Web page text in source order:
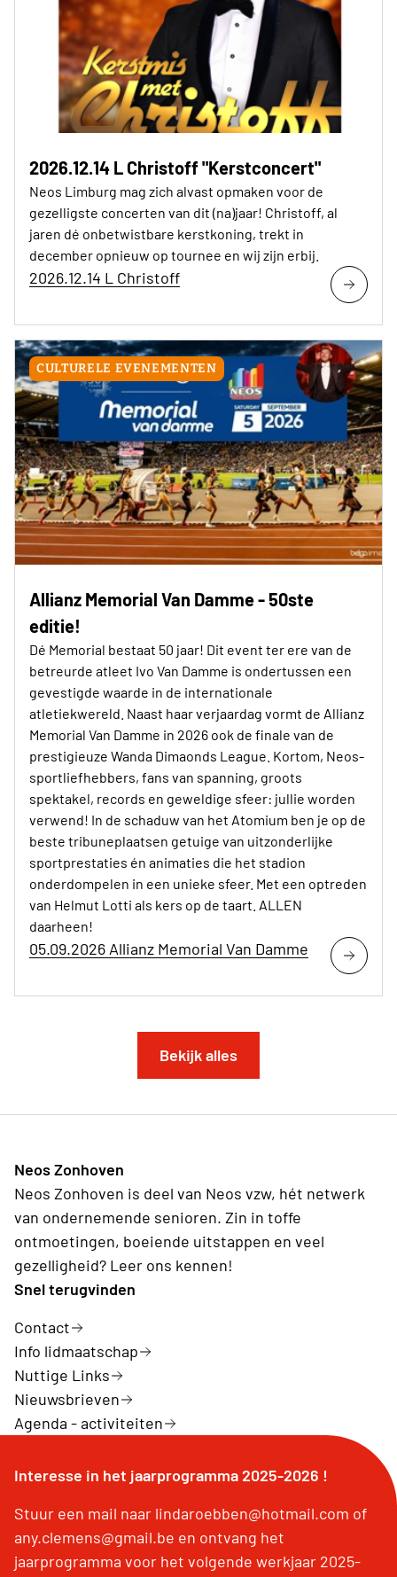
2026.12.14 L Christoff "Kerstconcert"
Neos Limburg mag zich alvast opmaken voor de
gezelligste concerten van dit (na)jaar! Christoff, al
jaren dé onbetwistbare kerstkoning, trekt in
december opnieuw op tournee en wij zijn erbij.
2026.12.14 L Christoff
CULTURELE EVENEMENTEN
Allianz Memorial Van Damme - 50ste
editie!
Dé Memorial bestaat 50 jaar! Dit event ter ere van de
betreurde atleet Ivo Van Damme is ondertussen een
gevestigde waarde in de internationale
atletiekwereld. Naast haar verjaardag vormt de Allianz
Memorial Van Damme in 2026 ook de finale van de
prestigieuze Wanda Dimaonds League. Kortom, Neos-
sportliefhebbers, fans van spanning, groots
spektakel, records en geweldige sfeer: jullie worden
verwend! In de schaduw van het Atomium ben je op de
beste tribuneplaatsen getuige van uitzonderlijke
sportprestaties én animaties die het stadion
onderdompelen in een unieke sfeer. Met een optreden
van Helmut Lotti als kers op de taart. ALLEN
daarheen!
05.09.2026 Allianz Memorial Van Damme
Bekijk alles
Neos Zonhoven
Neos Zonhoven is deel van Neos vzw, hét netwerk
van ondernemende senioren. Zin in toffe
ontmoetingen, boeiende uitstappen en veel
gezelligheid? Leer ons kennen!
Snel terugvinden
Contact
Info lidmaatschap
Nuttige Links
Nieuwsbrieven
Agenda - activiteiten
Interesse in het jaarprogramma 2025-2026 !
Stuur een mail naar lindaroebben@hotmail.com of
any.clemens@gmail.be en ontvang het
jaarprogramma voor het volgende werkjaar 2025-